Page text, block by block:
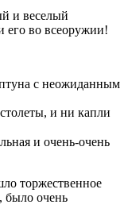
и веселый
его во всеоружии!
с неожиданным
и ни капли
и очень-очень
торжественное
было очень